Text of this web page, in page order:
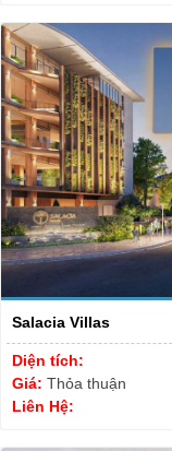
Salacia Villas
Diện tích:
Giá: Thỏa thuận
Liên Hệ: